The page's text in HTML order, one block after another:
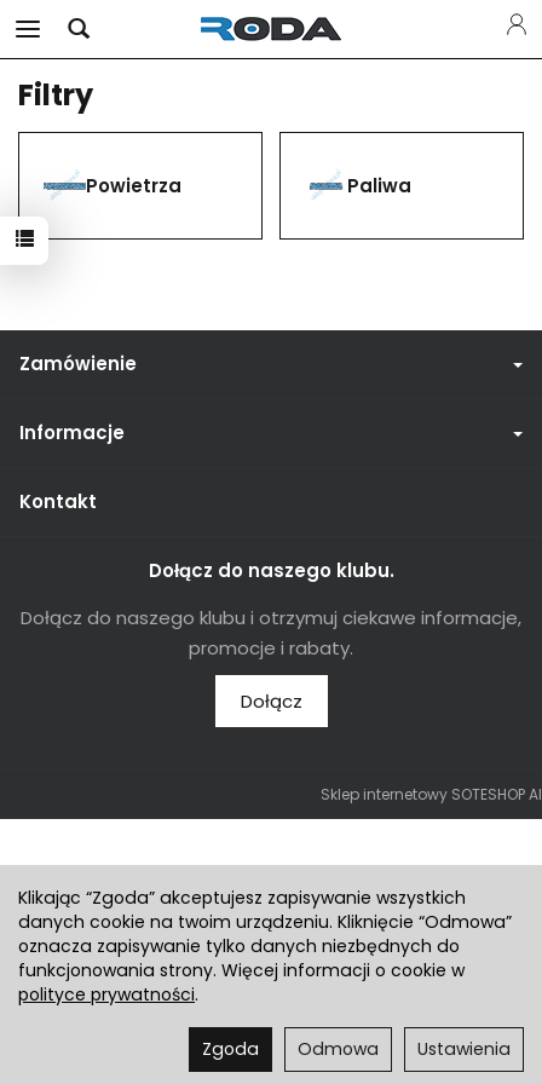
Filtry
Powietrza Paliwa
Zamówienie
Informacje
Kontakt
Dołącz do naszego klubu.
Dołącz do naszego klubu i otrzymuj ciekawe informacje,
promocje i rabaty.
Dołącz
Sklep internetowy SOTESHOP AI
Klikając “Zgoda” akceptujesz zapisywanie wszystkich
danych cookie na twoim urządzeniu. Kliknięcie “Odmowa”
oznacza zapisywanie tylko danych niezbędnych do
funkcjonowania strony. Więcej informacji o cookie w
polityce prywatności.
Ustawienia
Odmowa
Zgoda